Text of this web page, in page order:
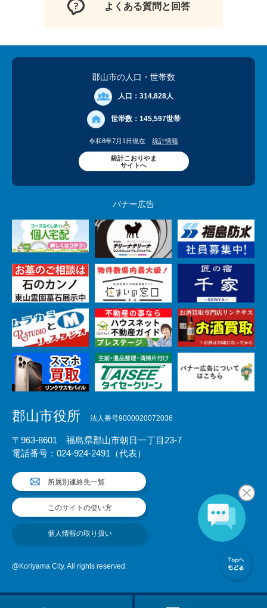
よくある質問と回答
郡山市の人口 ・世帯数
人口： 314,828人
世帯数： 145,597世帯
令和8年7月1日現在 統計情報
統計こおりやま
サイトへ
バナー広告
郡山市役所 法人番号9000020072036
〒963-8601 福島県郡山市朝日一丁目23-7
電話番号：024-924-2491（代表）
所属別連絡先一覧
このサイトの使い方
個人情報の取り扱い
@Koriyama City. All rights reserved.